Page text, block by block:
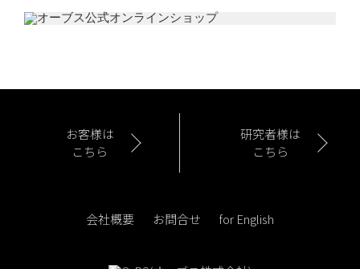
お客様は
こちら
研究者様は
こちら
会社概要 お問合せ for English